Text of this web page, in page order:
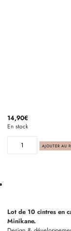
14,90€
En stock
AJOUTER AU
Lot de 10 cintres en
Minikane.